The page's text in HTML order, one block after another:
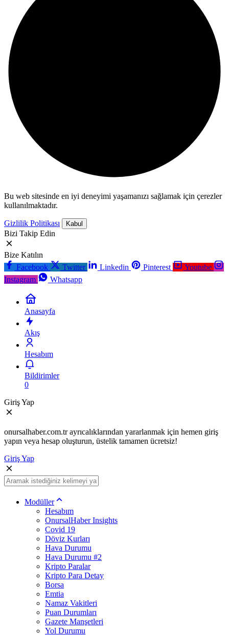
Bu web sitesinde en iyi deneyimi yaşamanızı sağlamak için çerezler
kullanılmaktadır.
Gizlilik Politikası Kabul
Bizi Takip Edin
Bize Katılın
Facebook
Twitter Linkedin Pinterest
Youtube
Instagram
Whatsapp
Anasayfa
Akış
Hesabım
Bildirimler
0
Giriş Yap
onursalhaber.com.tr ayrıcalıklarından yararlanmak için hemen giriş
yapın veya hesap oluşturun, üstelik tamamen ücretsiz!
Giriş Yap
Modüller
Hesabım
OnursalHaber Insights
Covid 19
Döviz Kurları
Hava Durumu
Hava Durumu #2
Kripto Paralar
Kripto Para Detay
Borsa
Emtia
Namaz Vakitleri
Puan Durumları
Gazete Manşetleri
Yol Durumu